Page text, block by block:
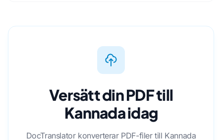
Versätt din PDF till
Kannada idag
DocTranslator konverterar PDF-filer till Kannada